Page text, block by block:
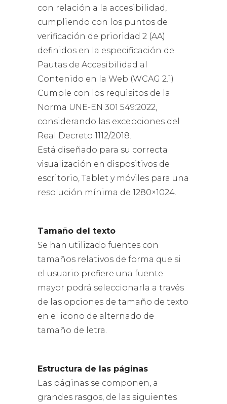
con relación a la accesibilidad,
cumpliendo con los puntos de
verificación de prioridad 2 (AA)
definidos en la especificación de
Pautas de Accesibilidad al
Contenido en la Web (WCAG 2.1)
Cumple con los requisitos de la
Norma UNE-EN 301 549:2022,
considerando las excepciones del
Real Decreto 1112/2018.
Está diseñado para su correcta
visualización en dispositivos de
escritorio, Tablet y móviles para una
resolución mínima de 1280×1024.
Tamaño del texto
Se han utilizado fuentes con
tamaños relativos de forma que si
el usuario prefiere una fuente
mayor podrá seleccionarla a través
de las opciones de tamaño de texto
en el icono de alternado de
tamaño de letra.
Estructura de las páginas
Las páginas se componen, a
grandes rasgos, de las siguientes